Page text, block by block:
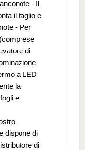
- Il
il taglio e
- Per
di
a LED
la
e
dispone di
di